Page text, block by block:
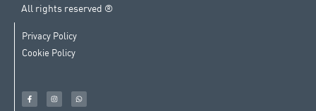
All rights reserved ®
Privacy Policy
Cookie Policy